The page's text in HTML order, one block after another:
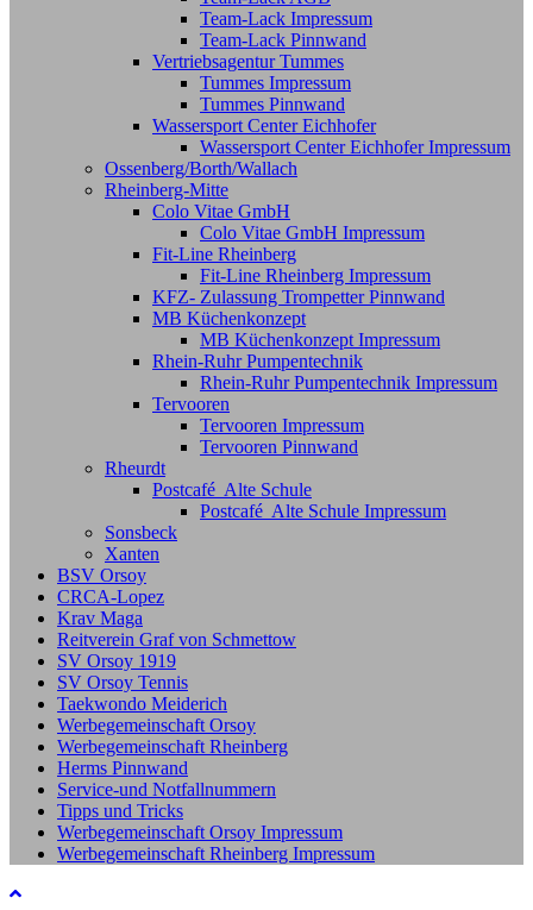
Team-Lack Impressum
Team-Lack Pinnwand
Vertriebsagentur Tummes
Tummes Impressum
Tummes Pinnwand
Wassersport Center Eichhofer
Wassersport Center Eichhofer Impressum
Ossenberg/Borth/Wallach
Rheinberg-Mitte
Colo Vitae GmbH
Colo Vitae GmbH Impressum
Fit-Line Rheinberg
Fit-Line Rheinberg Impressum
KFZ- Zulassung Trompetter Pinnwand
MB Küchenkonzept
MB Küchenkonzept Impressum
Rhein-Ruhr Pumpentechnik
Rhein-Ruhr Pumpentechnik Impressum
Tervooren
Tervooren Impressum
Tervooren Pinnwand
Rheurdt
Postcafé Alte Schule
Postcafé Alte Schule Impressum
Sonsbeck
Xanten
BSV Orsoy
CRCA-Lopez
Krav Maga
Reitverein Graf von Schmettow
SV Orsoy 1919
SV Orsoy Tennis
Taekwondo Meiderich
Werbegemeinschaft Orsoy
Werbegemeinschaft Rheinberg
Herms Pinnwand
Service-und Notfallnummern
Tipps und Tricks
Werbegemeinschaft Orsoy Impressum
Werbegemeinschaft Rheinberg Impressum